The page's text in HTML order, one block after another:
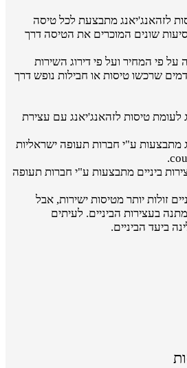
לזהאנג'יאנג מתבצעת לכל טיסה
שונים המוכרים את הטיסה דרך
על פי המחיר ועל פי דירוג השירות
שרכשו טיסות או חבילות נופש דרך
לעומת טיסות לזהאנג'יאנג עם עצירת
מתבצעות ע"י חברות תעופה ישראליות
ביניים מתבצעות ע"י חברות תעופה
זולות יותר מטיסות ישירות, אבל
בעצירות הביניים. לעיתים
ביעד הביניים.